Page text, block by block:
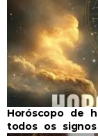
Horóscopo de
todos os signos